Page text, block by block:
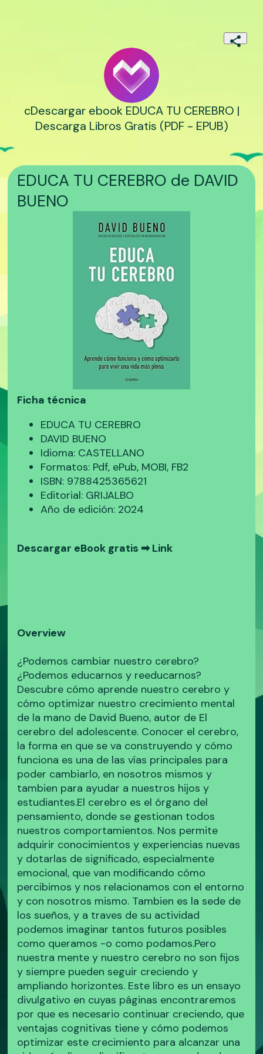
cDescargar ebook EDUCA TU CEREBRO |
Descarga Libros Gratis (PDF - EPUB)
EDUCA TU CEREBRO de DAVID
BUENO
Ficha técnica
EDUCA TU CEREBRO
DAVID BUENO
Idioma: CASTELLANO
Formatos: Pdf, ePub, MOBI, FB2
ISBN: 9788425365621
Editorial: GRIJALBO
Año de edición: 2024
Descargar eBook gratis ➡ Link
Overview
¿Podemos cambiar nuestro cerebro?
¿Podemos educarnos y reeducarnos?
Descubre cómo aprende nuestro cerebro y
cómo optimizar nuestro crecimiento mental
de la mano de David Bueno, autor de El
cerebro del adolescente. Conocer el cerebro,
la forma en que se va construyendo y cómo
funciona es una de las vías principales para
poder cambiarlo, en nosotros mismos y
tambien para ayudar a nuestros hijos y
estudiantes.El cerebro es el órgano del
pensamiento, donde se gestionan todos
nuestros comportamientos. Nos permite
adquirir conocimientos y experiencias nuevas
y dotarlas de significado, especialmente
emocional, que van modificando cómo
percibimos y nos relacionamos con el entorno
y con nosotros mismo. Tambien es la sede de
los sueños, y a traves de su actividad
podemos imaginar tantos futuros posibles
como queramos -o como podamos.Pero
nuestra mente y nuestro cerebro no son fijos
y siempre pueden seguir creciendo y
ampliando horizontes. Este libro es un ensayo
divulgativo en cuyas páginas encontraremos
por que es necesario continuar creciendo, que
ventajas cognitivas tiene y cómo podemos
optimizar este crecimiento para alcanzar una